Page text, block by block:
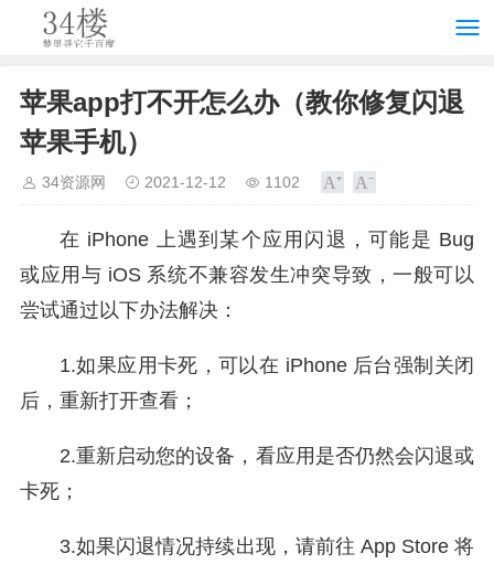
苹果app打不开怎么办（教你修复闪退
苹果手机）
34资源网 2021-12-12 1102
在 iPhone 上遇到某个应用闪退，可能是 Bug
或应用与 iOS 系统不兼容发生冲突导致，一般可以
尝试通过以下办法解决：
1.如果应用卡死，可以在 iPhone 后台强制关闭
后，重新打开查看；
2.重新启动您的设备，看应用是否仍然会闪退或
卡死；
3.如果闪退情况持续出现，请前往 App Store 将